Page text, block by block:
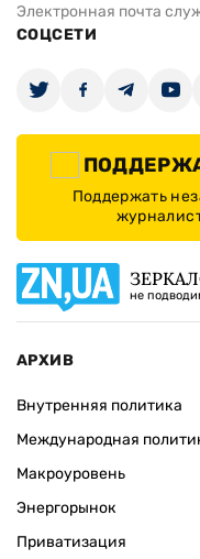
Электронная почта
СОЦСЕТИ
Поддержать
не
АРХИВ
Внутренняя политика
Международная
Макроуровень
Энергорынок
Приватизация